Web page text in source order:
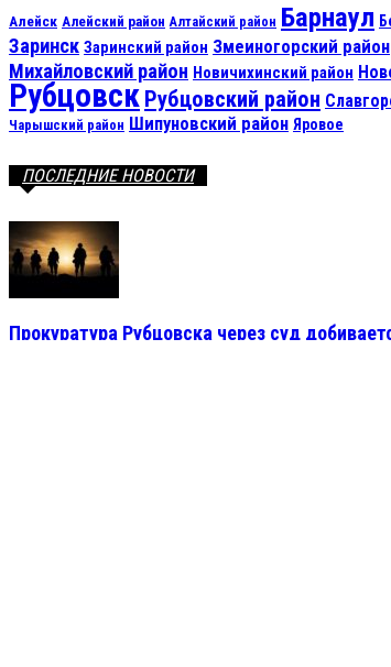
Алейск Алейский район Алтайский район Барнаул
Заринск Заринский район Змеиногорский район
Михайловский район Новичихинский район
Рубцовск Рубцовский район
Чарышский район Шипуновский район Яровое
ПОСЛЕДНИЕ НОВОСТИ
Прокуратура Рубцовска через суд